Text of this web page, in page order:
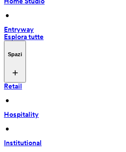
•
Entryway
Esplora tutte
Spazi
Retail
•
Hospitality
•
Institutional